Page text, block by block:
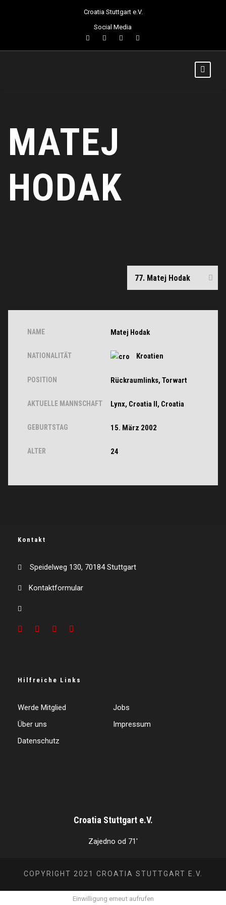
Croatia Stuttgart e.V.
Social Media
MATEJ
HODAK
NAME Matej Hodak
NATIONALITÄT Kroatien
POSITION Rückraumlinks, Torwart
AKTUELLE MANNSCHAFT Lynx, Croatia II, Croatia
GEBURTSTAG 15. März 2002
ALTER 24
Kontakt
Speidelweg 130, 70184 Stuttgart
Kontaktformular
Hilfreiche Links
Werde Mitglied
Jobs
Über uns
Impressum
Datenschutz
Croatia Stuttgart e.V.
Zajedno od 71'
COPYRIGHT 2021 CROATIA STUTTGART E.V.
Einwilligung erneut aufrufen